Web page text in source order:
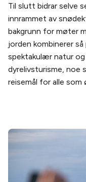
Til slutt bidrar selve
innrammet av
bakgrunn for møter
jorden kombinerer
spektakulær natur
dyrelivsturisme, noe
reisemål for alle som